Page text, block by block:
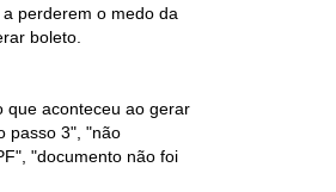
perderem o medo da
boleto.
que aconteceu ao gerar
passo 3", "não
"documento não foi